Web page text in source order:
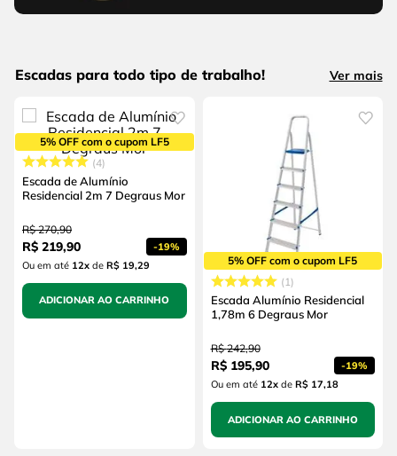
Escadas para todo tipo de trabalho! Ver mais
5% OFF com o cupom LF5
4
Escada de Alumínio
Residencial 2m 7 Degraus Mor
R$ 270,90
R$ 219,90 -19%
Ou em até 12x de R$ 19,29
ADICIONAR AO CARRINHO
5% OFF com o cupom LF5
1
Escada Alumínio Residencial
1,78m 6 Degraus Mor
R$ 242,90
R$ 195,90 -19%
Ou em até 12xde R$ 17,18
ADICIONAR AO CARRINHO